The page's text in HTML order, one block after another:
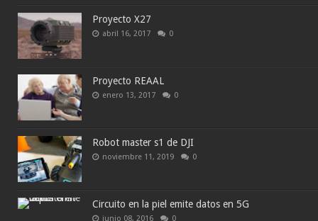
Proyecto X27
abril 16, 2017 0
Proyecto REAAL
enero 13, 2017 0
Robot master s1 de DJI
noviembre 11, 2019 0
Circuito en la piel emite datos en 5G
junio 08, 2016 0